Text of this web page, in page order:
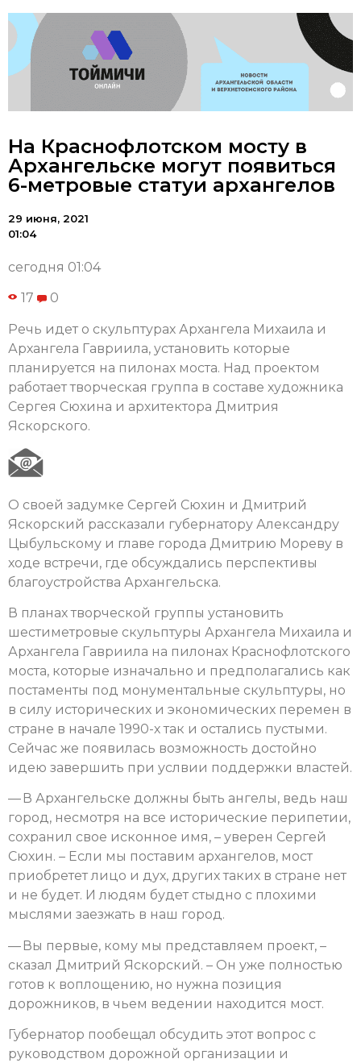
На Краснофлотском мосту в
Архангельске могут появиться
6-метровые статуи архангелов
29 июня, 2021
01:04
сегодня 01:04
17 0
Речь идет о скульптурах Архангела Михаила и
Архангела Гавриила, установить которые
планируется на пилонах моста. Над проектом
работает творческая группа в составе художника
Сергея Сюхина и архитектора Дмитрия
Яскорского.
О своей задумке Сергей Сюхин и Дмитрий
Яскорский рассказали губернатору Александру
Цыбульскому и главе города Дмитрию Мореву в
ходе встречи, где обсуждались перспективы
благоустройства Архангельска.
В планах творческой группы установить
шестиметровые скульптуры Архангела Михаила и
Архангела Гавриила на пилонах Краснофлотского
моста, которые изначально и предполагались как
постаменты под монументальные скульптуры, но
в силу исторических и экономических перемен в
стране в начале 1990-х так и остались пустыми.
Сейчас же появилась возможность достойно
идею завершить при услвии поддержки властей.
— В Архангельске должны быть ангелы, ведь наш
город, несмотря на все исторические перипетии,
сохранил свое исконное имя, – уверен Сергей
Сюхин. – Если мы поставим архангелов, мост
приобретет лицо и дух, других таких в стране нет
и не будет. И людям будет стыдно с плохими
мыслями заезжать в наш город.
— Вы первые, кому мы представляем проект, –
сказал Дмитрий Яскорский. – Он уже полностью
готов к воплощению, но нужна позиция
дорожников, в чьем ведении находится мост.
Губернатор пообещал обсудить этот вопрос с
руководством дорожной организации и